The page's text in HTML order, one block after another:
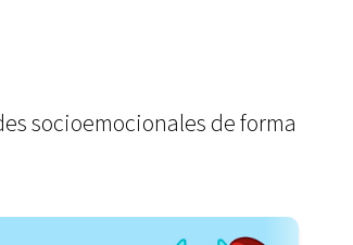
socioemocionales de forma